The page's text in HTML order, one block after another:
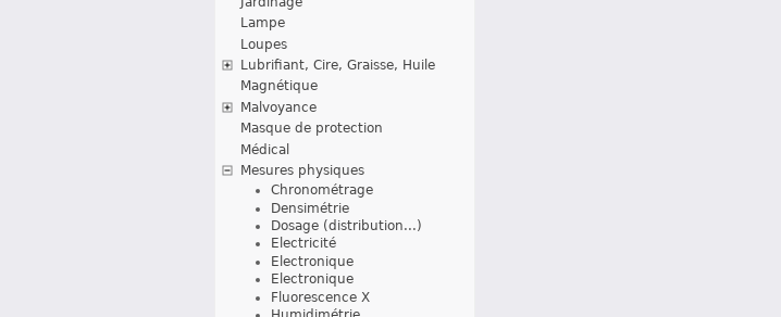
Lampe
Loupes
Lubrifiant, Cire, Graisse, Huile
Magnétique
Malvoyance
Masque de protection
Médical
Mesures physiques
Chronométrage
Densimétrie
Dosage (distribution...)
Electricité
Electronique
Electronique
Fluorescence X